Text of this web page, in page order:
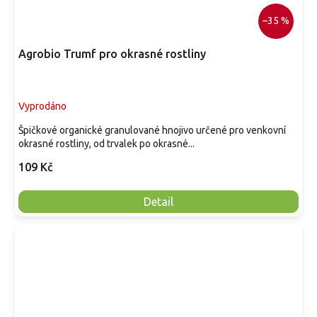
–35 %
Agrobio Trumf pro okrasné rostliny
Vyprodáno
109 Kč
Detail
Špičkové organické granulované hnojivo určené pro venkovní
okrasné rostliny, od trvalek po okrasné...